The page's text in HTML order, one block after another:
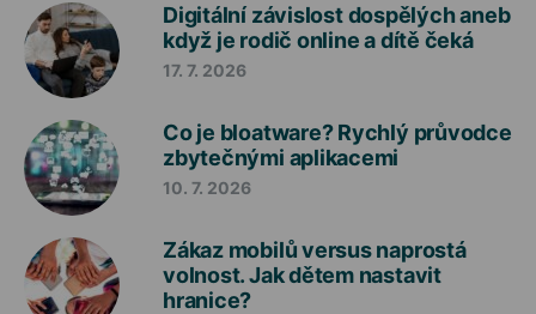
Digitální závislost dospělých aneb
když je rodič online a dítě čeká
17. 7. 2026
Co je bloatware? Rychlý průvodce
zbytečnými aplikacemi
10. 7. 2026
Zákaz mobilů versus naprostá
volnost. Jak dětem nastavit
hranice?